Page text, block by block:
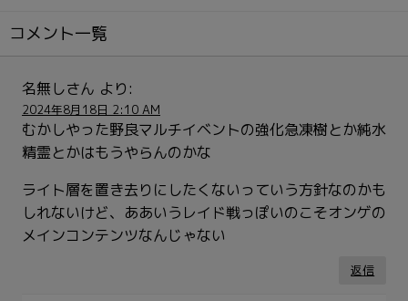
コメント一覧
名無しさん より:
2024年8月18日 2:10 AM
むかしやった野良マルチイベントの強化急凍樹とか純水
精霊とかはもうやらんのかな
ライト層を置き去りにしたくないっていう方針なのかも
しれないけど、ああいうレイド戦っぽいのこそオンゲの
メインコンテンツなんじゃない
返信